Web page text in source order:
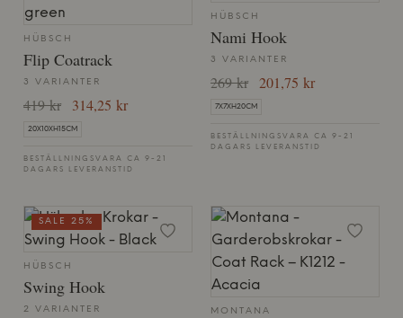
HÜBSCH
Flip Coatrack
3 VARIANTER
419 kr 314,25 kr
20X10XH15CM
BESTÄLLNINGSVARA CA 9-21
DAGARS LEVERANSTID
HÜBSCH
Nami Hook
3 VARIANTER
269 kr 201,75 kr
7X7XH20CM
BESTÄLLNINGSVARA CA 9-21
DAGARS LEVERANSTID
HÜBSCH
Swing Hook
2 VARIANTER
SALE 25%
MONTANA